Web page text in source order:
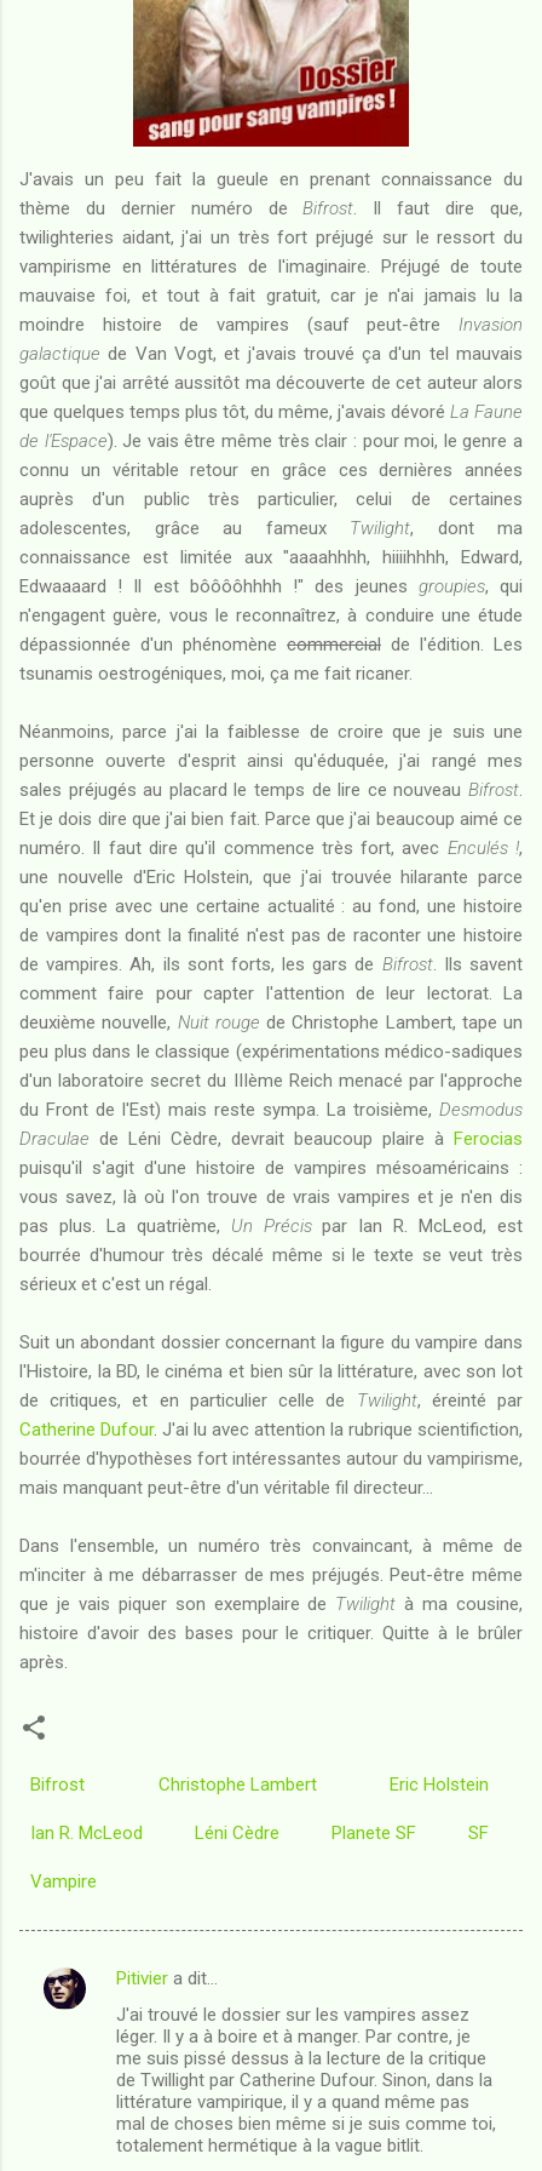
J'avais un peu fait la gueule en prenant connaissance du
thème du dernier numéro deBifrost. Il faut dire que,
twilighteries aidant, j'ai un très fort préjugé sur le ressort du
vampirisme en littératures de l'imaginaire. Préjugé de toute
mauvaise foi, et tout à fait gratuit, car je n'ai jamais lu la
moindre histoire de vampires (sauf peut-être Invasion
galactique de Van Vogt, et j'avais trouvé ça d'un tel mauvais
goût que j'ai arrêté aussitôt ma découverte de cet auteur alors
que quelques temps plus tôt, du même, j'avais dévoré La Faune
de l'Espace). Je vais être même très clair : pour moi, le genre a
connu un véritable retour en grâce ces dernières années
auprès d'un public très particulier, celui de certaines
adolescentes, grâce au fameux Twilight, dont ma
connaissance est limitée aux "aaaahhhh, hiiiihhhh, Edward,
Edwaaaard ! Il est bôôôôhhhh !" des jeunes groupies, qui
n'engagent guère, vous le reconnaîtrez, à conduire une étude
dépassionnée d'un phénomène commercial de l'édition. Les
tsunamis oestrogéniques, moi, ça me fait ricaner.
Néanmoins, parce j'ai la faiblesse de croire que je suis une
personne ouverte d'esprit ainsi qu'éduquée, j'ai rangé mes
sales préjugés au placard le temps de lire ce nouveau Bifrost.
Et je dois dire que j'ai bien fait. Parce que j'ai beaucoup aimé ce
numéro. Il faut dire qu'il commence très fort, avec Enculés !,
une nouvelle d'Eric Holstein, que j'ai trouvée hilarante parce
qu'en prise avec une certaine actualité : au fond, une histoire
de vampires dont la finalité n'est pas de raconter une histoire
de vampires. Ah, ils sont forts, les gars de Bifrost. Ils savent
comment faire pour capter l'attention de leur lectorat. La
deuxième nouvelle, Nuit rouge de Christophe Lambert, tape un
peu plus dans le classique (expérimentations médico-sadiques
d'un laboratoire secret du IIIème Reich menacé par l'approche
du Front de l'Est) mais reste sympa. La troisième, Desmodus
Draculae de Léni Cèdre, devrait beaucoup plaire à Ferocias
puisqu'il s'agit d'une histoire de vampires mésoaméricains :
vous savez, là où l'on trouve de vrais vampires et je n'en dis
pas plus. La quatrième, Un Précispar Ian R. McLeod, est
bourrée d'humour très décalé même si le texte se veut très
sérieux et c'est un régal.
Suit un abondant dossier concernant la figure du vampire dans
l'Histoire, la BD, le cinéma et bien sûr la littérature, avec son lot
de critiques, et en particulier celle de Twilight, éreinté par
Catherine Dufour. J'ai lu avec attention la rubrique scientifiction,
bourrée d'hypothèses fort intéressantes autour du vampirisme,
mais manquant peut-être d'un véritable fil directeur...
Dans l'ensemble, un numéro très convaincant, à même de
m'inciter à me débarrasser de mes préjugés. Peut-être même
que je vais piquer son exemplaire de Twilight à ma cousine,
histoire d'avoir des bases pour le critiquer. Quitte à le brûler
après.
Bifrost Christophe Lambert Eric Holstein
Ian R. McLeod Léni Cèdre Planete SF SF
Vampire
C
Pitivier a dit…
J'ai trouvé le dossier sur les vampires assez
léger. Il y a à boire et à manger. Par contre, je
me suis pissé dessus à la lecture de la critique
de Twillight par Catherine Dufour. Sinon, dans la
littérature vampirique, il y a quand même pas
mal de choses bien même si je suis comme toi,
totalement hermétique à la vague bitlit.